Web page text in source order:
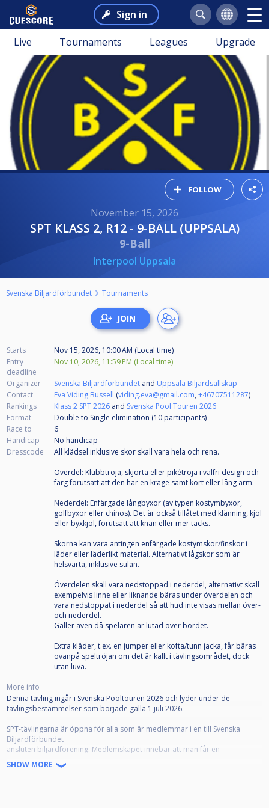
Sign in
Live Tournaments Leagues Upgrade
FOLLOW
November 15, 2026
SPT KLASS 2, R12 - 9-BALL (UPPSALA)
9-Ball
Interpool Uppsala
Svenska Biljardförbundet Tournaments
Starts
Nov 15, 2026, 10:00 AM (Local time)
Entry
deadline
Nov 10, 2026, 11:59 PM (Local time)
Organizer Svenska Biljardförbundet and Uppsala Biljardsällskap
Contact
Eva Viding Bussell (viding.eva@gmail.com,+46707511287)
Rankings
Klass 2 SPT 2026 and Svenska Pool Touren 2026
Format
Double to Single elimination (10 participants)
Race to
6
Handicap
No handicap
Dresscode
All klädsel inklusive skor skall vara hela och rena.
Överdel: Klubbtröja, skjorta eller pikétröja i valfri design och
färg förutsatt att den har en krage samt kort eller lång ärm.
Nederdel: Enfärgade långbyxor (av typen kostymbyxor,
golfbyxor eller chinos). Det är också tillåtet med klänning, kjol
eller byxkjol, förutsatt att knän eller mer täcks.
Skorna kan vara antingen enfärgade kostymskor/finskor i
läder eller läderlikt material. Alternativt lågskor som är
helsvarta, inklusive sulan.
Överdelen skall vara nedstoppad i nederdel, alternativt skall
exempelvis linne eller liknande bäras under överdelen och
vara nedstoppat i nederdel så att hud inte visas mellan över-
och nederdel.
Gäller även då spelaren är lutad över bordet.
Extra kläder, t.ex. en jumper eller kofta/tunn jacka, får bäras
ovanpå speltröjan om det är kallt i tävlingsområdet, dock
utan luva.
More info
Denna tävling ingår i Svenska Pooltouren 2026 och lyder under de
tävlingsbestämmelser som började gälla 1 juli 2026.
SPT-tävlingarna är öppna för alla som är medlemmar i en till Svenska
Biljardförbundet
ansluten biljardförening. Medlemskapet innebär att man får en
tävlingslicens, och att klubben registrerar spelaren som "Spelare" på
IdrottOnline.
SHOW MORE